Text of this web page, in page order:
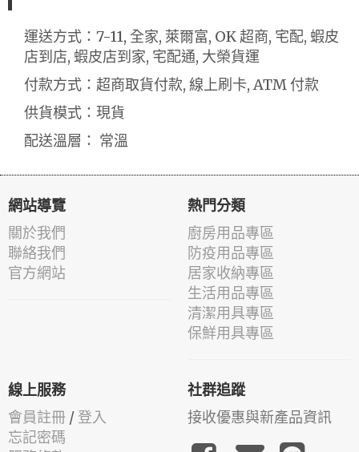
運送方式：7-11, 全家, 萊爾富, OK 超商, 宅配, 蝦皮
店到店, 蝦皮店到家, 宅配通, 大榮貨運
付款方式：超商取貨付款, 線上刷卡, ATM 付款
供貨模式：現貨
配送溫層： 常溫
網站導覽
關於我們
聯絡我們
官方網站
熱門分類
廚房用品專區
防疫用品專區
居家收納專區
生活用品專區
清潔用具專區
保鮮用具專區
線上服務
會員註冊 / 登入
忘記密碼
社群追蹤
接收優惠與新產品資訊